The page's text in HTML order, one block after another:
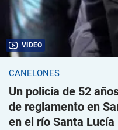
VIDEO
CANELONES
Un policía de 52
de reglamento en
en el río Santa Lucía